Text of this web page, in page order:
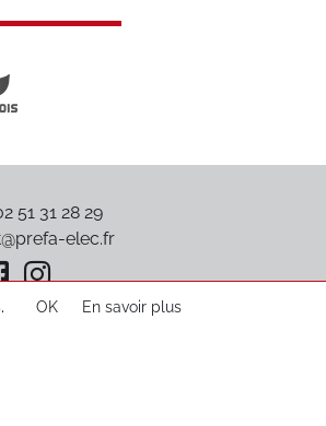
51 31 28 29
elec.fr
OK En savoir plus